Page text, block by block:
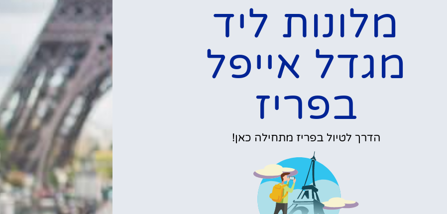
מלונות ליד
מגדל אייפל
בפריז
הדרך לטיול בפריז מתחילה כאן!